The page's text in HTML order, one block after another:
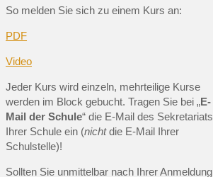
So melden Sie sich zu einem Kurs an:
PDF
Video
Jeder Kurs wird einzeln, mehrteilige Kurse
werden im Block gebucht. Tragen Sie bei „E-
Mail der Schule“ die E-Mail des Sekretariats
Ihrer Schule ein (nichtdie E-Mail Ihrer
Schulstelle)!
Sollten Sie unmittelbar nach Ihrer Anmeldung